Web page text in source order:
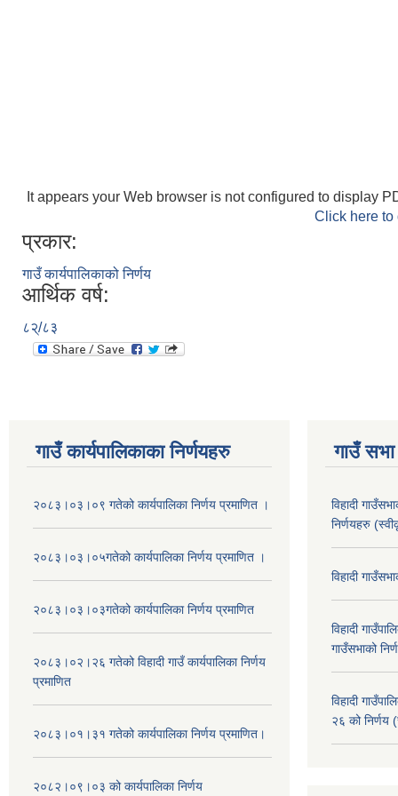
It appears your Web browser is not configured to display
Click here
प्रकार:
गाउँ कार्यपालिकाको निर्णय
आर्थिक वर्ष:
८२्/८३
गाउँ कार्यपालिकाका निर्णयहरु
२०८३।०३।०९ गतेको कार्यपालिका निर्णय प्रमाणित ।
२०८३।०३।०५गतेको कार्यपालिका निर्णय प्रमाणित ।
२०८३।०३।०३गतेको कार्यपालिका निर्णय प्रमाणित
२०८३।०२।२६ गतेको विहादी गाउँ कार्यपालिका निर्णय
प्रमाणित
२०८३।०१।३१ गतेको कार्यपालिका निर्णय प्रमाणित।
२०८२।०९।०३ को कार्यपालिका निर्णय
गाउँ सभा
विहादी
निर्णयहरु
विहादी
विहादी
गाउँसभाको
विहादी
२६ को